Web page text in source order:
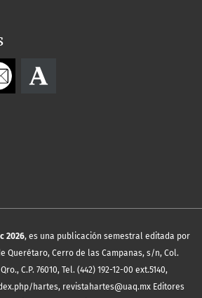
2026, es una publicación semestral editada por
Querétaro, Cerro de las Campanas, s/n, Col.
C.P. 76010, Tel. (442) 192-12-00 ext.5140,
hartes, revistahartes@uaq.mx Editores